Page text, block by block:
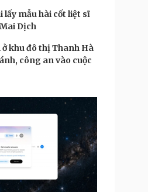
lấy mẫu hài cốt liệt sĩ
Dịch
ở khu đô thị Thanh Hà
công an vào cuộc